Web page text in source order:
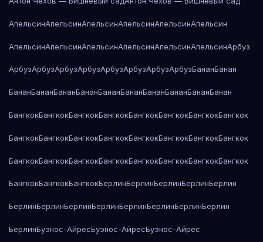
АпельсинАпельсинАпельсинАпельсинАпельсинАпельсин
АпельсинАпельсинАпельсинАпельсинАпельсинАпельсинАрбуз
АрбузАрбузАрбузАрбузАрбузАрбузАрбузАрбузБананБанан
БананБананБананБананБананБананБананБананБананБанан
БангкокБангкокБангкокБангкокБангкокБангкокБангкокБангкок
БангкокБангкокБангкокБангкокБангкокБангкокБангкокБангкок
БангкокБангкокБангкокБангкокБангкокБангкокБангкокБангкок
БангкокБангкокБангкокБерлинБерлинБерлинБерлинБерлин
БерлинБерлинБерлинБерлинБерлинБерлинБерлинБерлин
БерлинБуэнос-АйресБуэнос-АйресБуэнос-Айрес